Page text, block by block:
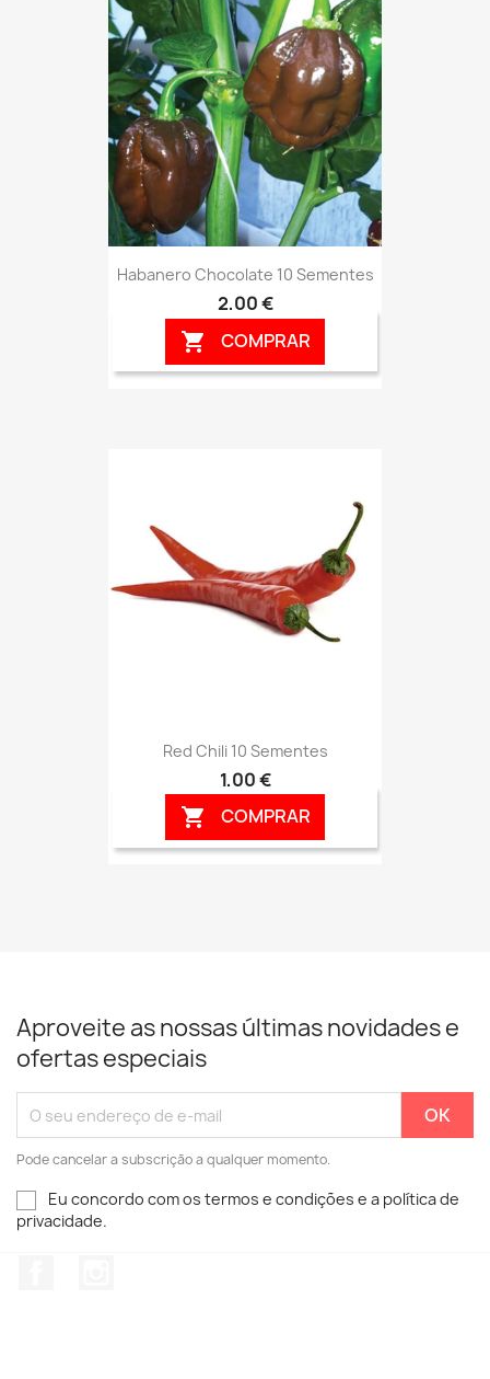
Habanero Chocolate 10 Sementes
2,00 €
 COMPRAR
Red Chili 10 Sementes
1,00 €
 COMPRAR
Aproveite as nossas últimas novidades e
ofertas especiais
Pode cancelar a subscrição a qualquer momento.
Eu concordo com os termos e condições e a política de
privacidade.